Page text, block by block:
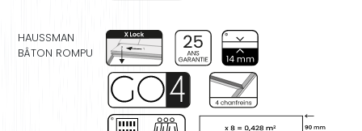
HAUSSMAN
BÂTON ROMPU